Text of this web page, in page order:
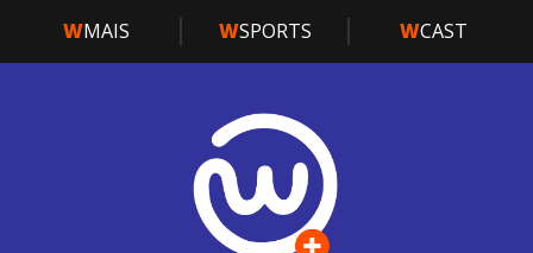
WMAIS WSPORTS WCAST